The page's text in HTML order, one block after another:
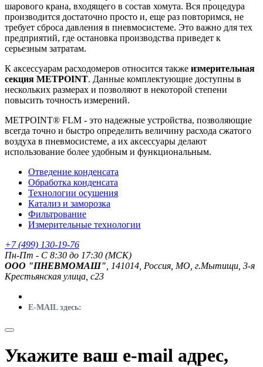
шарового крана, входящего в состав хомута. Вся процедура
производится достаточно просто и, еще раз повторимся, не
требует сброса давления в пневмосистеме. Это важно для тех
предприятий, где остановка производства приведет к
серьезным затратам.
К аксессуарам расходомеров относится также измерительная
секция METPOINT. Данные комплектующие доступны в
нескольких размерах и позволяют в некоторой степени
повысить точность измерений.
METPOINT® FLM - это надежные устройства, позволяющие
всегда точно и быстро определить величину расхода сжатого
воздуха в пневмосистеме, а их аксессуары делают
использование более удобным и функциональным.
Отведение конденсата
Обработка конденсата
Технологии осушения
Катализ и заморозка
Фильтрование
Измерительные технологии
+7 (499) 130-19-76
Пн-Пт - C 8:30 до 17:30 (МСК)
ООО "ПНЕВМОМАШ" , 141014, Россия, МО, г.Мытищи, 3-я
Крестьянская улица, с23
E-MAIL здесь:
Укажите ваш e-mail адрес,